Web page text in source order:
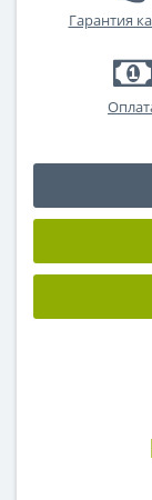
Гарантия